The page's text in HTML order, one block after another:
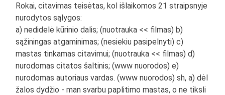
Rokai, citavimas teisėtas, kol išlaikomos 21 straipsnyje
nurodytos sąlygos:
a) nedidelė kūrinio dalis; (nuotrauka << filmas) b)
sąžiningas atgaminimas; (nesiekiu pasipelnyti) c)
mastas tinkamas citavimui; (nuotrauka << filmas) d)
nurodomas citatos šaltinis; (www nuorodos) e)
nurodomas autoriaus vardas. (www nuorodos) sh, a) dėl
žalos dydžio - man svarbu paplitimo mastas, o ne tiksli